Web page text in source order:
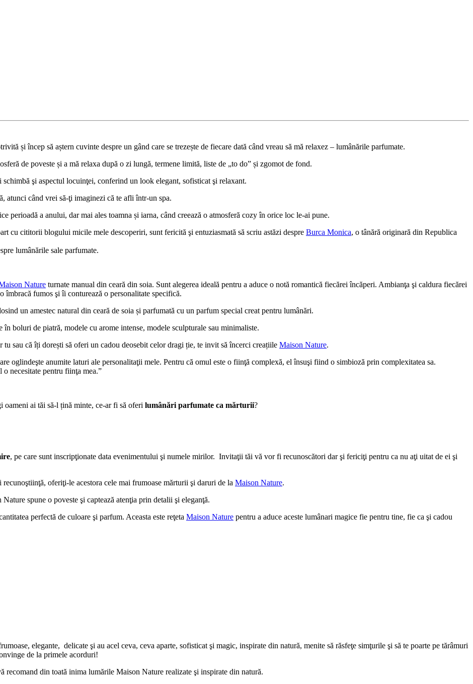
și încep să aștern cuvinte despre un gând care se trezește de fiecare dată când vreau să mă relaxez – lumânările parfumate.
de poveste și a mă relaxa după o zi lungă, termene limită, liste de „to do” și zgomot de fond.
şi aspectul locuinţei, conferind un look elegant, sofisticat şi relaxant.
atunci când vrei să-ţi imaginezi că te afli într-un spa.
perioadă a anului, dar mai ales toamna și iarna, când creează o atmosferă cozy în orice loc le-ai pune.
cu cititorii blogului micile mele descoperiri, sunt fericită şi entuziasmată să scriu astăzi despre Burca Monica, o tânără originară din Republica
lumânările sale parfumate.
Nature turnate manual din ceară din soia. Sunt alegerea ideală pentru a aduce o notă romantică fiecărei încăperi. Ambianţa şi caldura fiecărei
îmbracă fumos şi îi conturează o personalitate specifică.
un amestec natural din ceară de soia și parfumată cu un parfum special creat pentru lumânări.
boluri de piatră, modele cu arome intense, modele sculpturale sau minimaliste.
sau că îți dorești să oferi un cadou deosebit celor dragi ție, te invit să încerci creațiile Maison Nature.
oglindeşte anumite laturi ale personalitaţii mele. Pentru că omul este o fiinţă complexă, el însuşi fiind o simbioză prin complexitatea sa.
necesitate pentru fiinţa mea.”
oameni ai tăi să-l țină minte, ce-ar fi să oferi lumânări parfumate ca mărturii?
, pe care sunt inscripţionate data evenimentului şi numele mirilor. Invitaţii tăi vă vor fi recunoscători dar şi fericiţi pentru ca nu aţi uitat de ei şi
oferiţi-le acestora cele mai frumoase mărturii şi daruri de la Maison Nature.
spune o poveste şi captează atenţia prin detalii şi eleganţă.
perfectă de culoare şi parfum. Aceasta este reţeta Maison Nature pentru a aduce aceste lumânari magice fie pentru tine, fie ca şi cadou
elegante, delicate şi au acel ceva, ceva aparte, sofisticat şi magic, inspirate din natură, menite să răsfeţe simţurile şi să te poarte pe tărâmuri
de la primele acorduri!
recomand din toată inima lumările Maison Nature realizate şi inspirate din natură.